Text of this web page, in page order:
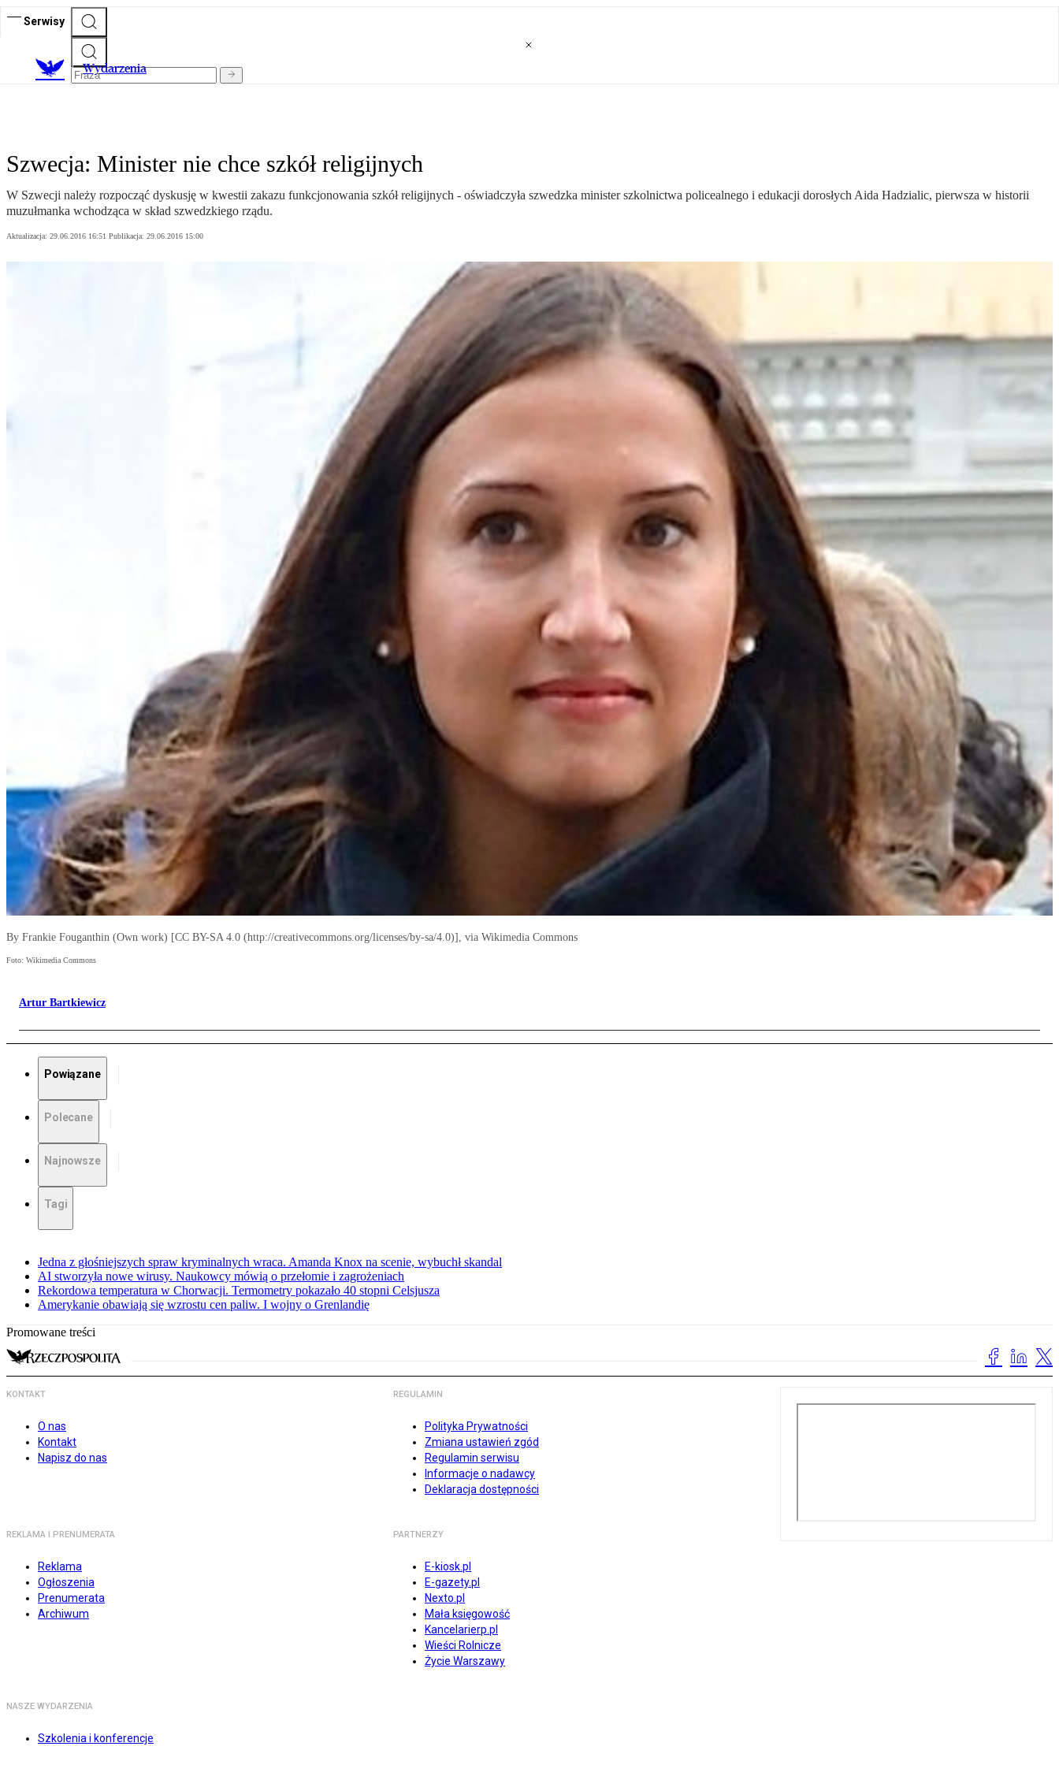
Serwisy
Wydarzenia
Szwecja: Minister nie chce szkół religijnych
W Szwecji należy rozpocząć dyskusję w kwestii zakazu funkcjonowania szkół religijnych - oświadczyła szwedzka minister szkolnictwa policealnego i edukacji dorosłych Aida Hadzialic, pierwsza w historii
muzułmanka wchodząca w skład szwedzkiego rządu.
Aktualizacja: 29.06.2016 16:51 Publikacja: 29.06.2016 15:00
By Frankie Fouganthin (Own work) [CC BY-SA 4.0 (http://creativecommons.org/licenses/by-sa/4.0)], via Wikimedia Commons
Foto: Wikimedia Commons
Artur Bartkiewicz
Powiązane
Polecane
Najnowsze
Tagi
Jedna z głośniejszych spraw kryminalnych wraca. Amanda Knox na scenie, wybuchł skandal
AI stworzyła nowe wirusy. Naukowcy mówią o przełomie i zagrożeniach
Rekordowa temperatura w Chorwacji. Termometry pokazało 40 stopni Celsjusza
Amerykanie obawiają się wzrostu cen paliw. I wojny o Grenlandię
Promowane treści
KONTAKT
O nas
Kontakt
Napisz do nas
REGULAMIN
Polityka Prywatności
Zmiana ustawień zgód
Regulamin serwisu
Informacje o nadawcy
Deklaracja dostępności
REKLAMA I PRENUMERATA
Reklama
Ogłoszenia
Prenumerata
Archiwum
PARTNERZY
E-kiosk.pl
E-gazety.pl
Nexto.pl
Mała księgowość
Kancelarierp.pl
Wieści Rolnicze
Życie Warszawy
NASZE WYDARZENIA
Szkolenia i konferencje